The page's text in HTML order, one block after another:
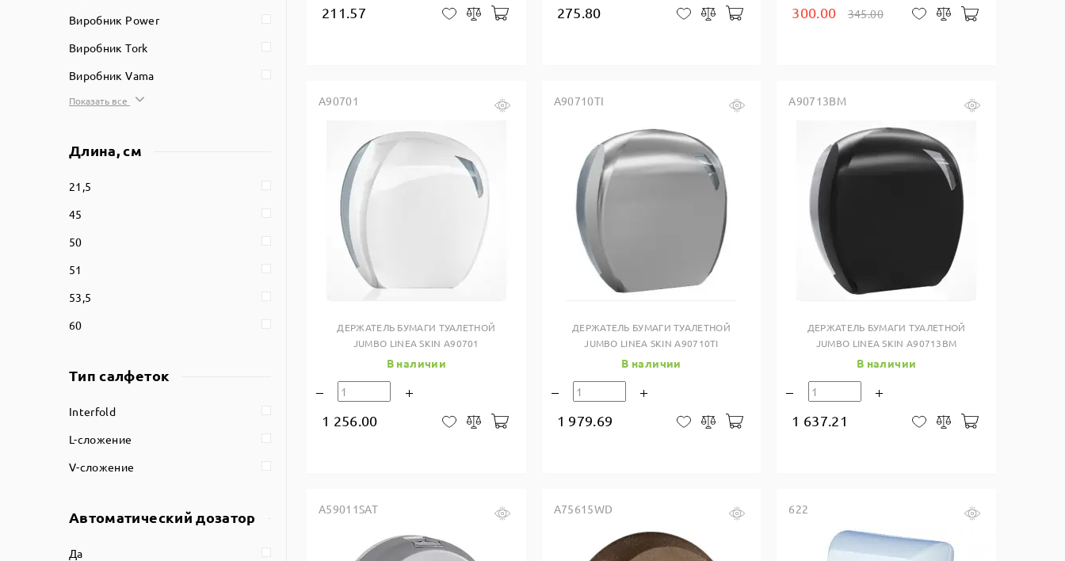
Виробник Power
Виробник Tork
Виробник Vama
Показать все
Длина, см
21,5
45
50
51
53,5
60
Тип салфеток
Interfold
L-сложение
V-сложение
Автоматический дозатор
Да
211.57 В закладки
СравнитьВ корзину275.80 В закладки
СравнитьВ корзину300.00 345.00 В закладки
Сравнить
A90701
Купить в один клик
ДЕРЖАТЕЛЬ БУМАГИ ТУАЛЕТНОЙ
JUMBO LINEA SKIN A90701
В наличии
1 256.00 В закладки
СравнитьВ корзину
A90710TI
Купить в один клик
ДЕРЖАТЕЛЬ БУМАГИ ТУАЛЕТНОЙ
JUMBO LINEA SKIN A90710TI
В наличии
1 979.69 В закладки
СравнитьВ корзину
A90713BM
Купить в один клик
ДЕРЖАТЕЛЬ БУМАГИ ТУАЛЕТНОЙ
JUMBO LINEA SKIN A90713BM
В наличии
1 637.21 В закладки
Сравнить
A59011SAT A75615WD 622